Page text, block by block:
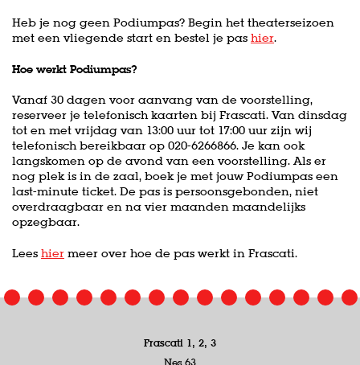
Heb je nog geen Podiumpas? Begin het theaterseizoen
met een vliegende start en bestel je pas hier.
Hoe werkt Podiumpas?
Vanaf 30 dagen voor aanvang van de voorstelling,
reserveer je telefonisch kaarten bij Frascati. Van dinsdag
tot en met vrijdag van 13:00 uur tot 17:00 uur zijn wij
telefonisch bereikbaar op 020-6266866. Je kan ook
langskomen op de avond van een voorstelling. Als er
nog plek is in de zaal, boek je met jouw Podiumpas een
last-minute ticket. De pas is persoonsgebonden, niet
overdraagbaar en na vier maanden maandelijks
opzegbaar.
Lees hier meer over hoe de pas werkt in Frascati.
Frascati 1, 2, 3
Nes 63